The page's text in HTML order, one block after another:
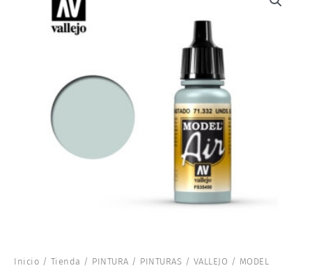
Inicio / Tienda / PINTURA / PINTURAS / VALLEJO / MODEL